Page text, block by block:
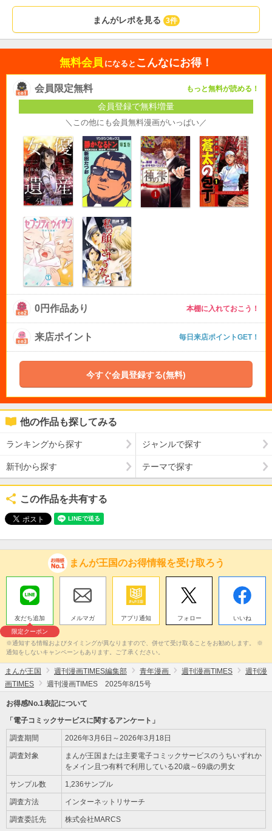
まんがレポを見る 3件
無料会員 になると こんなにお得！
会員限定無料 もっと無料が読める！
会員登録で無料増量
＼この他にも会員無料漫画がいっぱい／
0円作品あり 本棚に入れておこう！
来店ポイント 毎日来店ポイントGET！
今すぐ会員登録する(無料)
他の作品も探してみる
ランキングから探す ジャンルで探す
新刊から探す テーマで探す
この作品を共有する
まんが王国のお得情報を受け取ろう
友だち追加
限定クーポン
メルマガ アプリ通知 フォロー いいね
※通知する情報およびタイミングが異なりますので、併せて受け取ることをお勧めします。 ※
通知をしないキャンペーンもあります。ご了承ください。
まんが王国 週刊漫画TIMES編集部 青年漫画 週刊漫画TIMES
週刊漫
画TIMES
週刊漫画TIMES 2025年8/15号
お得感No.1表記について
「電子コミックサービスに関するアンケート」
調査期間 2026年3月6日～2026年3月18日
調査対象
まんが王国または主要電子コミックサービスのうちいずれか
をメイン且つ有料で利用している20歳～69歳の男女
サンプル数 1,236サンプル
調査方法 インターネットリサーチ
調査委託先 株式会社MARCS